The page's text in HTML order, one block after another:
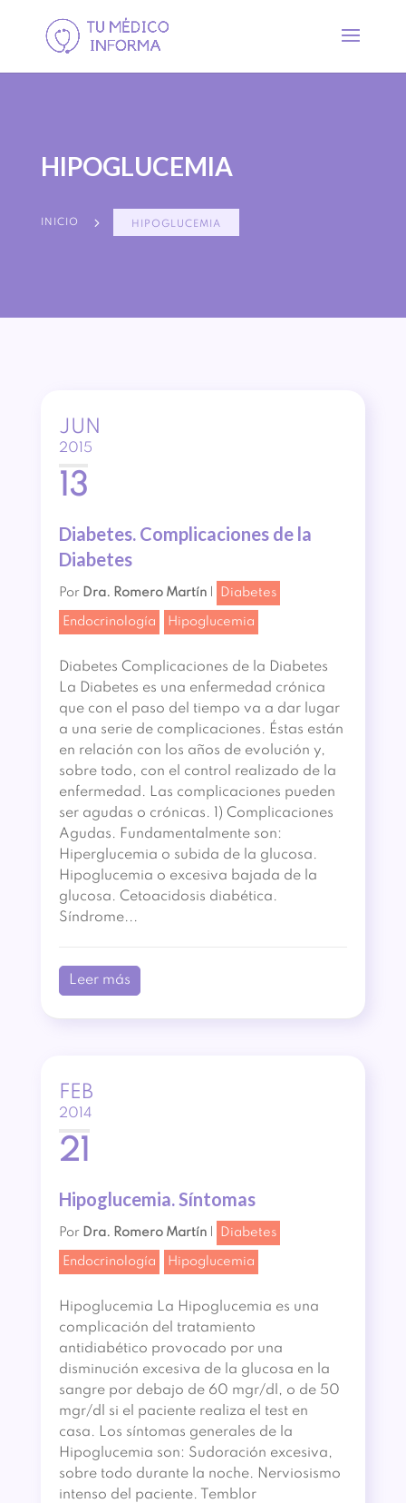
HIPOGLUCEMIA
INICIO 5 HIPOGLUCEMIA
JUN
2015
13
Diabetes. Complicaciones de la
Diabetes
Por Dra. Romero Martín| Diabetes
Endocrinología Hipoglucemia
Diabetes Complicaciones de la Diabetes
La Diabetes es una enfermedad crónica
que con el paso del tiempo va a dar lugar
a una serie de complicaciones. Éstas están
en relación con los años de evolución y,
sobre todo, con el control realizado de la
enfermedad. Las complicaciones pueden
ser agudas o crónicas. 1) Complicaciones
Agudas. Fundamentalmente son:
Hiperglucemia o subida de la glucosa.
Hipoglucemia o excesiva bajada de la
glucosa. Cetoacidosis diabética.
Síndrome...
Leer más
FEB
2014
21
Hipoglucemia. Síntomas
Por Dra. Romero Martín| Diabetes
Endocrinología Hipoglucemia
Hipoglucemia La Hipoglucemia es una
complicación del tratamiento
antidiabético provocado por una
disminución excesiva de la glucosa en la
sangre por debajo de 60 mgr/dl, o de 50
mgr/dl si el paciente realiza el test en
casa. Los síntomas generales de la
Hipoglucemia son: Sudoración excesiva,
sobre todo durante la noche. Nerviosismo
intenso del paciente. Temblor